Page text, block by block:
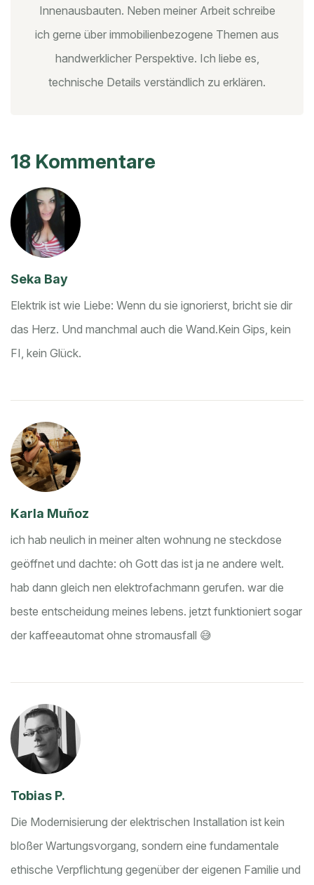
Innenausbauten. Neben meiner Arbeit schreibe
ich gerne über immobilienbezogene Themen aus
handwerklicher Perspektive. Ich liebe es,
technische Details verständlich zu erklären.
18 Kommentare
Seka Bay
Elektrik ist wie Liebe: Wenn du sie ignorierst, bricht sie dir
das Herz. Und manchmal auch die Wand.Kein Gips, kein
FI, kein Glück.
Karla Muñoz
ich hab neulich in meiner alten wohnung ne steckdose
geöffnet und dachte: oh Gott das ist ja ne andere welt.
hab dann gleich nen elektrofachmann gerufen. war die
beste entscheidung meines lebens. jetzt funktioniert sogar
der kaffeeautomat ohne stromausfall 😅
Tobias P.
Die Modernisierung der elektrischen Installation ist kein
bloßer Wartungsvorgang, sondern eine fundamentale
ethische Verpflichtung gegenüber der eigenen Familie und